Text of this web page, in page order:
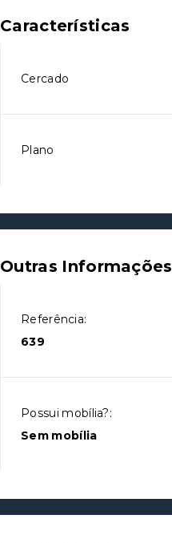
Características
Cercado
Plano
Outras Informações
Referência:
639
Possui mobília?:
Sem mobília